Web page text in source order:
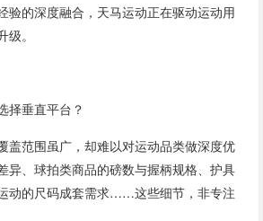
验的深度融合，天马运动正在驱动运动用
。
择垂直平台？
盖范围虽广，却难以对运动品类做深度优
异、球拍类商品的磅数与握柄规格、护具
动的尺码成套需求……这些细节，非专注